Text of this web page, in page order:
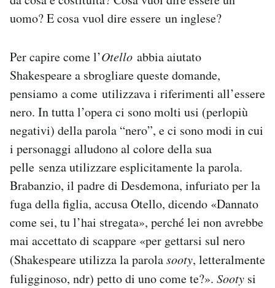
uomo? E cosa vuol dire essere un inglese?
Per capire come l’Otello abbia aiutato
Shakespeare a sbrogliare queste domande,
pensiamo a come utilizzava i riferimenti all’essere
nero. In tutta l’opera ci sono molti usi (perlopiù
negativi) della parola “nero”, e ci sono modi in cui
i personaggi alludono al colore della sua
pelle senza utilizzare esplicitamente la parola.
Brabanzio, il padre di Desdemona, infuriato per la
fuga della figlia, accusa Otello, dicendo «Dannato
come sei, tu l’hai stregata», perché lei non avrebbe
mai accettato di scappare «per gettarsi sul nero
(Shakespeare utilizza la parolasooty, letteralmente
fuligginoso, ndr) petto di uno come te?». Sooty si